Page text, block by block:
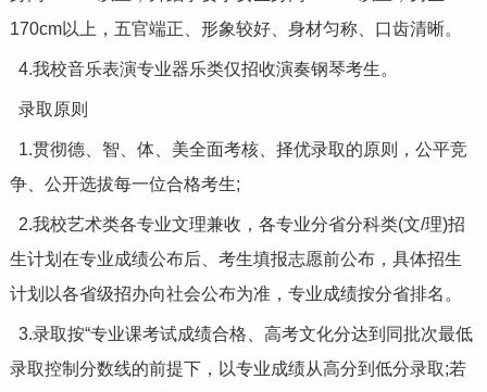
170cm以上，五官端正、形象较好、身材匀称、口齿清晰。
4.我校音乐表演专业器乐类仅招收演奏钢琴考生。
录取原则
1.贯彻德、智、体、美全面考核、择优录取的原则，公平竞
争、公开选拔每一位合格考生;
2.我校艺术类各专业文理兼收，各专业分省分科类(文/理)招
生计划在专业成绩公布后、考生填报志愿前公布，具体招生
计划以各省级招办向社会公布为准，专业成绩按分省排名。
3.录取按“专业课考试成绩合格、高考文化分达到同批次最低
录取控制分数线的前提下，以专业成绩从高分到低分录取;若